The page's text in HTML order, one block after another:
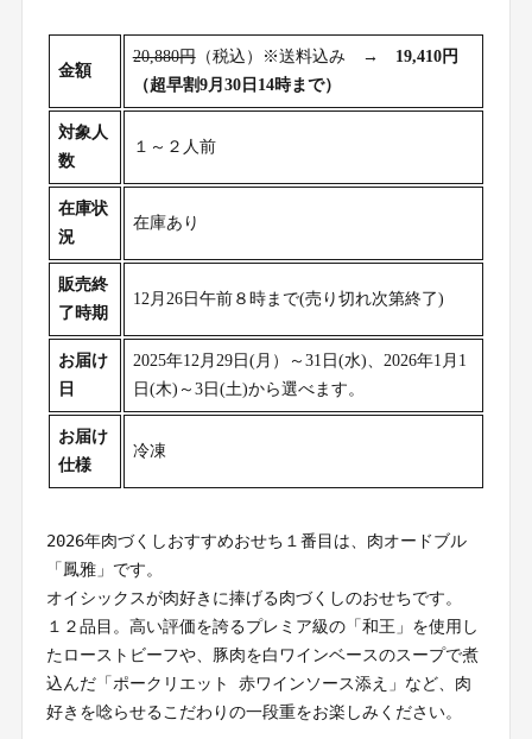
金額
20,880円（税込）※送料込み → 19,410円
（超早割9月30日14時まで）
対象人
数
１～２人前
在庫状
況
在庫あり
販売終
了時期
12月26日午前８時まで(売り切れ次第終了)
お届け
日
2025年12月29日(月）～31日(水)、2026年1月1
日(木)～3日(土)から選べます。
お届け
仕様
冷凍
2026年肉づくしおすすめおせち１番目は、肉オードブル
「鳳雅」です。
オイシックスが肉好きに捧げる肉づくしのおせちです。
１２品目。高い評価を誇るプレミア級の「和王」を使用し
たローストビーフや、豚肉を白ワインベースのスープで煮
込んだ「ポークリエット 赤ワインソース添え」など、肉
好きを唸らせるこだわりの一段重をお楽しみください。